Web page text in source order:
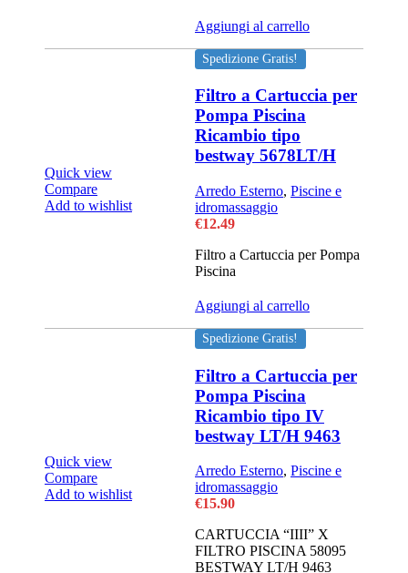
Aggiungi al carrello
Quick view
Compare
Add to wishlist
Spedizione Gratis!
Filtro a Cartuccia per
Pompa Piscina
Ricambio tipo
bestway 5678LT/H
Arredo Esterno, Piscine e
idromassaggio
€12.49
Filtro a Cartuccia per Pompa
Piscina
Aggiungi al carrello
Quick view
Compare
Add to wishlist
Spedizione Gratis!
Filtro a Cartuccia per
Pompa Piscina
Ricambio tipo IV
bestway LT/H 9463
Arredo Esterno, Piscine e
idromassaggio
€15.90
CARTUCCIA “IIII” X
FILTRO PISCINA 58095
BESTWAY LT/H 9463